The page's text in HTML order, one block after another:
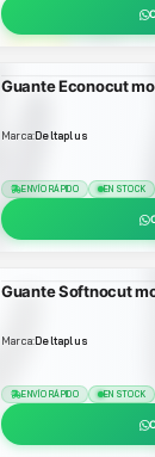
Guante Econocut
Marca:Deltaplus
ENVÍO RÁPIDO EN STOCK
Guante Softnocut
Marca:Deltaplus
ENVÍO RÁPIDO EN STOCK